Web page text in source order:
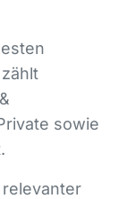
sowie